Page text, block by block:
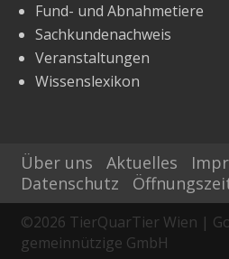
Fund- und Abnahmetiere
Sachkundenachweis
Veranstaltungen
Wissenslexikon
Über uns Aktuelles
Datenschutz
©2026 TierQuarTier Wien |
gemeinnützige GmbH